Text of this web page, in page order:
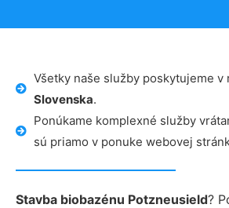
Všetky naše služby poskytujeme v
Slovenska.
Ponúkame komplexné služby
sú priamo v ponuke webovej
Stavba biobazénu Potzneusield?